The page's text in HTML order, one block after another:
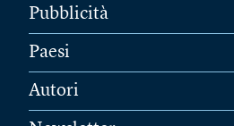
Pubblicità
Paesi
Autori